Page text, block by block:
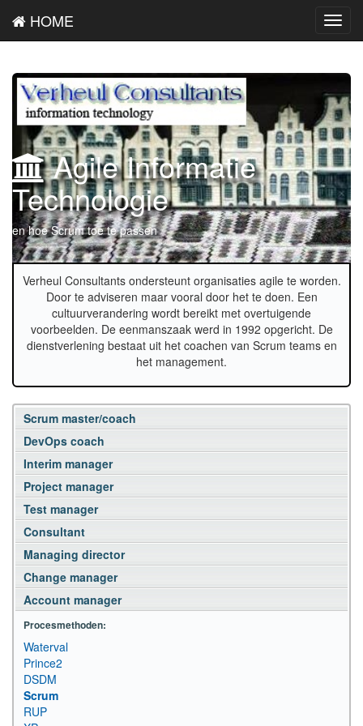
HOME
Agile Informatie
Technologie
en hoe Scrum toe te passen
Verheul Consultants ondersteunt organisaties agile te worden.
Door te adviseren maar vooral door het te doen. Een
cultuurverandering wordt bereikt met overtuigende
voorbeelden. De eenmanszaak werd in 1992 opgericht. De
dienstverlening bestaat uit het coachen van Scrum teams en
het management.
Scrum master/coach
DevOps coach
Interim manager
Project manager
Test manager
Consultant
Managing director
Change manager
Account manager
Procesmethoden:
Waterval
Prince2
DSDM
Scrum
RUP